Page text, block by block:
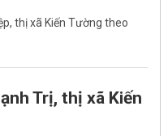
thị xã Kiến Tường theo
Trị, thị xã Kiến